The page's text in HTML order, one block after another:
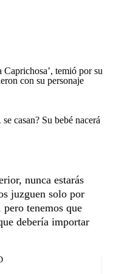
temió por su
con su personaje
casan? Su bebé nacerá
nunca estarás
juzguen solo por
tenemos que
debería importar